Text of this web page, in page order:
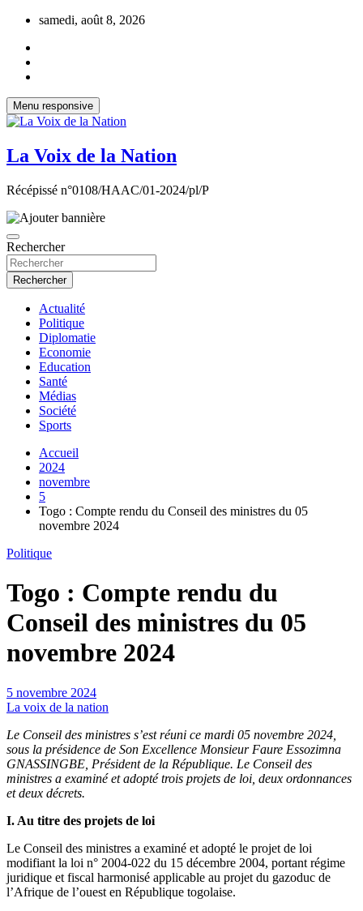
Aller
contenu
samedi, août 8, 2026
Menu responsive
La Voix de la Nation
Récépissé n°0108/HAAC/01-2024/pl/P
Rechercher
Rechercher
Actualité
Politique
Diplomatie
Economie
Education
Santé
Médias
Société
Sports
Accueil
2024
novembre
5
Togo : Compte rendu du Conseil des ministres du 05
novembre 2024
Politique
Togo : Compte rendu du
Conseil des ministres du 05
novembre 2024
5 novembre 2024
La voix de la nation
Le Conseil des ministres s’est réuni ce mardi 05 novembre 2024,
sous la présidence de Son Excellence Monsieur Faure Essozimna
GNASSINGBE, Président de la République. Le Conseil des
ministres a examiné et adopté trois projets de loi, deux ordonnances
et deux décrets.
I. Au titre des projets de loi
Le Conseil des ministres a examiné et adopté le projet de loi
modifiant la loi n° 2004-022 du 15 décembre 2004, portant régime
juridique et fiscal harmonisé applicable au projet du gazoduc de
l’Afrique de l’ouest en République togolaise.